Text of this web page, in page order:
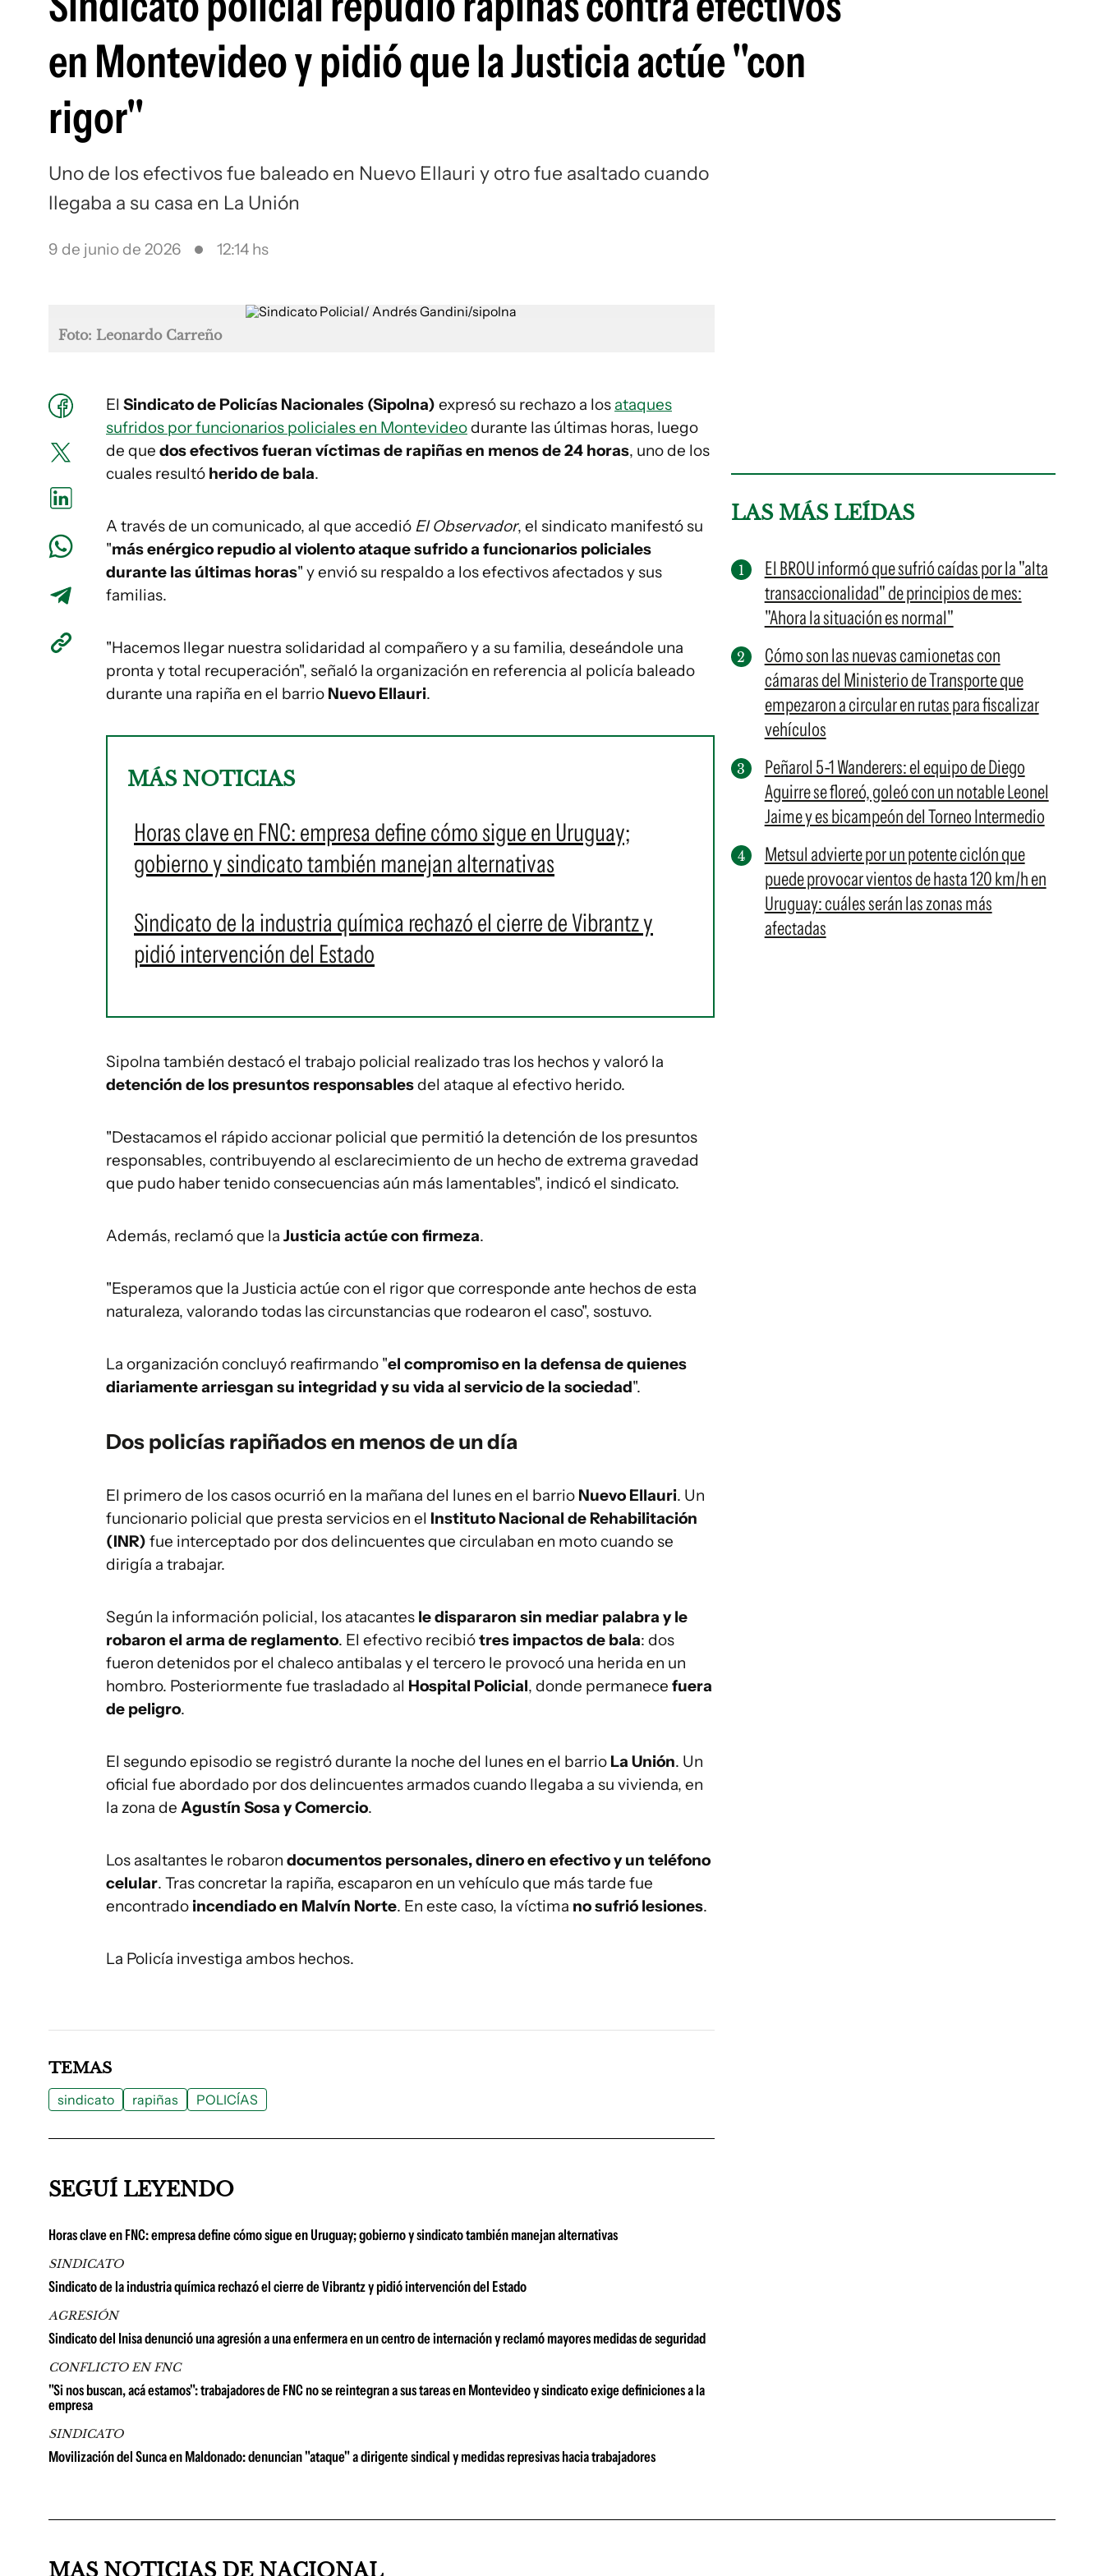
en Montevideo y pidió que la Justicia actúe "con
rigor"
Uno de los efectivos fue baleado en Nuevo Ellauri y otro fue asaltado cuando
llegaba a su casa en La Unión
9 de junio de 2026 12:14 hs
Foto: Leonardo Carreño
El Sindicato de Policías Nacionales (Sipolna) expresó su rechazo a los ataques
sufridos por funcionarios policiales en Montevideodurante las últimas horas, luego
de que dos efectivos fueran víctimas de rapiñas en menos de 24 horas, uno de los
cuales resultó herido de bala.
A través de un comunicado, al que accedió El Observador, el sindicato manifestó su
"más enérgico repudio al violento ataque sufrido a funcionarios policiales
durante las últimas horas" y envió su respaldo a los efectivos afectados y sus
familias.
"Hacemos llegar nuestra solidaridad al compañero y a su familia, deseándole una
pronta y total recuperación", señaló la organización en referencia al policía baleado
durante una rapiña en el barrio Nuevo Ellauri.
MÁS NOTICIAS
Horas clave en FNC: empresa define cómo sigue en Uruguay;
gobierno y sindicato también manejan alternativas
Sindicato de la industria química rechazó el cierre de Vibrantz y
pidió intervención del Estado
Sipolna también destacó el trabajo policial realizado tras los hechos y valoró la
detención de los presuntos responsablesdel ataque al efectivo herido.
"Destacamos el rápido accionar policial que permitió la detención de los presuntos
responsables, contribuyendo al esclarecimiento de un hecho de extrema gravedad
que pudo haber tenido consecuencias aún más lamentables", indicó el sindicato.
Además, reclamó que la Justicia actúe con firmeza.
"Esperamos que la Justicia actúe con el rigor que corresponde ante hechos de esta
naturaleza, valorando todas las circunstancias que rodearon el caso", sostuvo.
La organización concluyó reafirmando "el compromiso en la defensa de quienes
diariamente arriesgan su integridad y su vida al servicio de la sociedad".
Dos policías rapiñados en menos de un día
El primero de los casos ocurrió en la mañana del lunes en el barrio Nuevo Ellauri. Un
funcionario policial que presta servicios en el Instituto Nacional de Rehabilitación
(INR) fue interceptado por dos delincuentes que circulaban en moto cuando se
dirigía a trabajar.
Según la información policial, los atacantes le dispararon sin mediar palabra y le
robaron el arma de reglamento. El efectivo recibiótres impactos de bala: dos
fueron detenidos por el chaleco antibalas y el tercero le provocó una herida en un
hombro. Posteriormente fue trasladado al Hospital Policial, donde permanece fuera
de peligro.
El segundo episodio se registró durante la noche del lunes en el barrio La Unión. Un
oficial fue abordado por dos delincuentes armados cuando llegaba a su vivienda, en
la zona de Agustín Sosa y Comercio.
Los asaltantes le robaron documentos personales, dinero en efectivo y un teléfono
celular. Tras concretar la rapiña, escaparon en un vehículo que más tarde fue
encontrado incendiado en Malvín Norte. En este caso, la víctima no sufrió lesiones.
La Policía investiga ambos hechos.
LAS MÁS LEÍDAS
El BROU informó que sufrió caídas por la "alta
transaccionalidad" de principios de mes:
"Ahora la situación es normal"
Cómo son las nuevas camionetas con
cámaras del Ministerio de Transporte que
empezaron a circular en rutas para fiscalizar
vehículos
Peñarol 5-1 Wanderers: el equipo de Diego
Aguirre se floreó, goleó con un notable Leonel
Jaime y es bicampeón del Torneo Intermedio
Metsul advierte por un potente ciclón que
puede provocar vientos de hasta 120 km/h en
Uruguay: cuáles serán las zonas más
afectadas
TEMAS
sindicato rapiñas POLICÍAS
SEGUÍ LEYENDO
Horas clave en FNC: empresa define cómo sigue en Uruguay; gobierno y sindicato también manejan alternativas
SINDICATO
Sindicato de la industria química rechazó el cierre de Vibrantz y pidió intervención del Estado
AGRESIÓN
Sindicato del Inisa denunció una agresión a una enfermera en un centro de internación y reclamó mayores medidas de seguridad
CONFLICTO EN FNC
"Si nos buscan, acá estamos": trabajadores de FNC no se reintegran a sus tareas en Montevideo y sindicato exige definiciones a la
empresa
SINDICATO
Movilización del Sunca en Maldonado: denuncian "ataque" a dirigente sindical y medidas represivas hacia trabajadores
MAS NOTICIAS DE NACIONAL